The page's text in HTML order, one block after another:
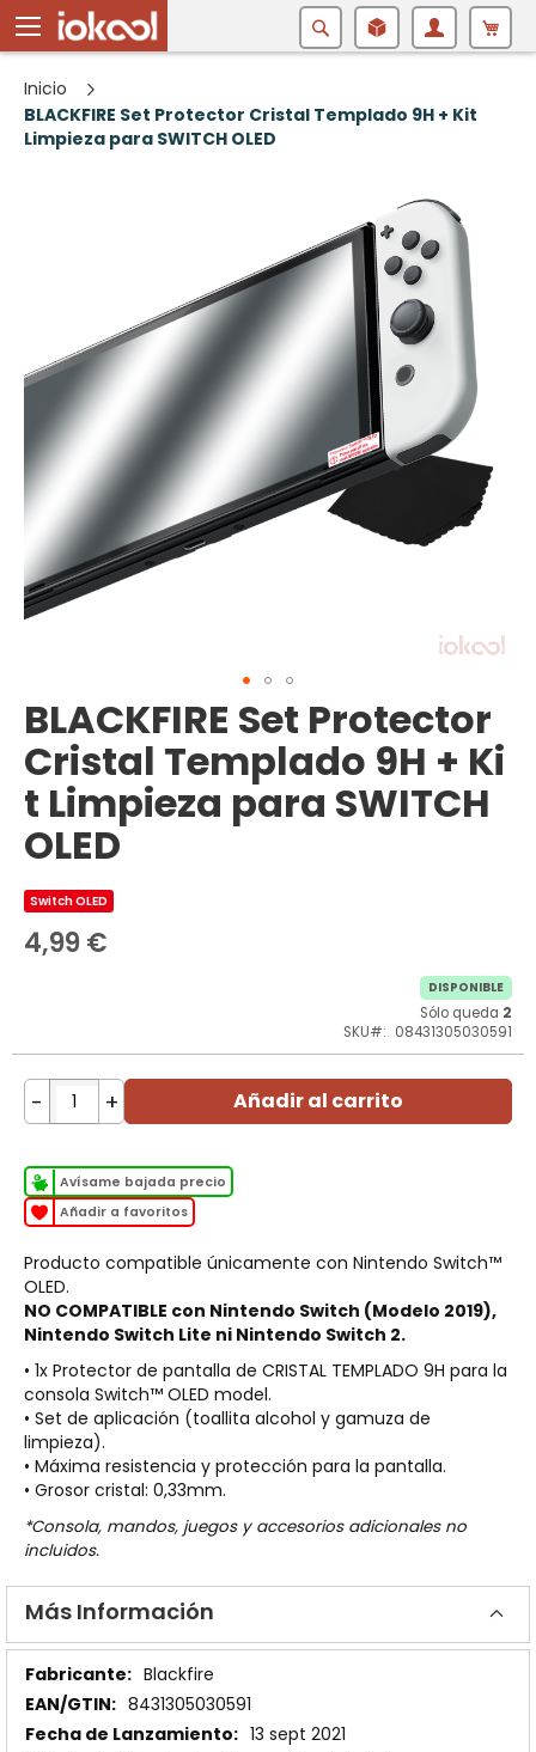
Buscar
Inicio
BLACKFIRE Set Protector Cristal Templado 9H + Kit
Limpieza para SWITCH OLED
imágenes
Saltar
al
comienzo
de
la
galería
de
BLACKFIRE Set Protector
Cristal Templado 9H + Ki
t Limpieza para SWITCH
OLED
Switch OLED
4,99 €
DISPONIBLE
Sólo queda 2
SKU
08431305030591
- + Añadir al carrito
Avísame bajada precio
Añadir a favoritos
Producto compatible únicamente con Nintendo Switch™
OLED.
NO COMPATIBLE con Nintendo Switch (Modelo 2019),
Nintendo Switch Lite ni Nintendo Switch 2.
• 1x Protector de pantalla de CRISTAL TEMPLADO 9H para la
consola Switch™ OLED model.
• Set de aplicación (toallita alcohol y gamuza de
limpieza).
• Máxima resistencia y protección para la pantalla.
• Grosor cristal: 0,33mm.
*Consola, mandos, juegos y accesorios adicionales no
incluidos.
Más Información
Más
Información
Blackfire
8431305030591
13 sept 2021